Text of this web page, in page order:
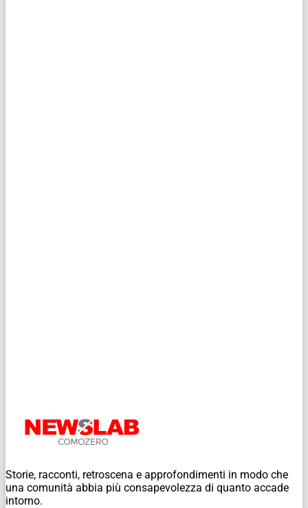
Storie, racconti, retroscena e approfondimenti in modo che
una comunità abbia più consapevolezza di quanto accade
intorno.